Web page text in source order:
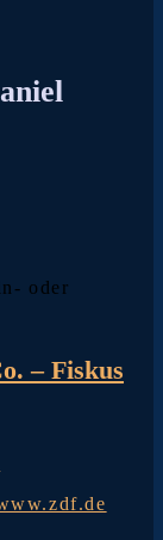
oder
– Fiskus